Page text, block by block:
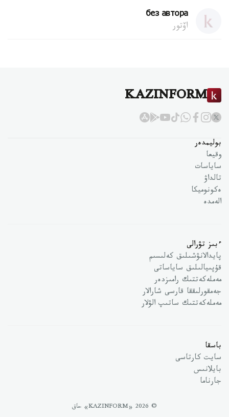
без автора
اۆتور
KAZINFORM
بوليمدەر
وقيعا
ساياسات
تالداۋ
ەكونوميكا
الەمدە
ءبىز تۋرالى
پايدالانۋشىلىق كەلىسىم
قۇپىيالىلىق ساياساتى
مەملەكەتتىك رامىزدەر
جەمقورلىققا قارسى شارالار
مەملەكەتتىك ساتىپ الۋلار
باسقا
سايت كارتاسى
بايلانىس
جارناما
© 2026 «KAZINFORM» حاق